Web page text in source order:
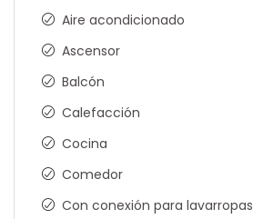
Aire acondicionado
Ascensor
Balcón
Calefacción
Cocina
Comedor
Con conexión para lavarropas